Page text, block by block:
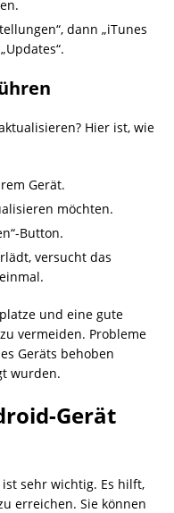
dann „iTunes
Hier ist, wie
Gerät.
möchten.
Button.
versucht das
und eine gute
vermeiden. Probleme
Geräts behoben
wurden.
Gerät
sehr wichtig. Es hilft,
erreichen. Sie können